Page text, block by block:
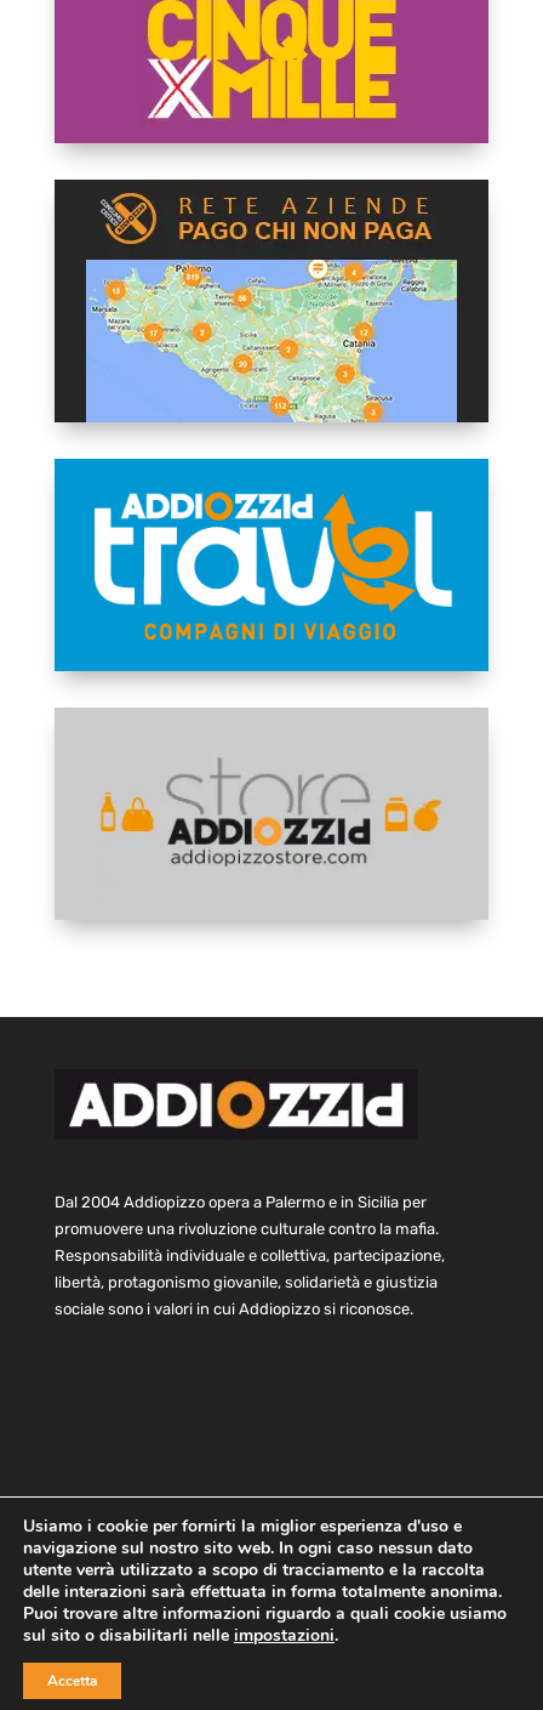
Dal 2004 Addiopizzo opera a Palermo e in Sicilia per
promuovere una rivoluzione culturale contro la mafia.
Responsabilità individuale e collettiva, partecipazione,
libertà, protagonismo giovanile, solidarietà e giustizia
sociale sono i valori in cui Addiopizzo si riconosce.
Home Statuto e bilancio
Contatti
Privacy
Cookie Child Protection Policy
Copyright © 2021 AddioPizzo | Tutti i diritti riservati | Sede
Usiamo i cookie per fornirti la miglior esperienza d'uso e
navigazione sul nostro sito web. In ogni caso nessun dato
utente verrà utilizzato a scopo di tracciamento e la raccolta
delle interazioni sarà effettuata in forma totalmente anonima.
Puoi trovare altre informazioni riguardo a quali cookie usiamo
sul sito o disabilitarli nelle impostazioni.
Accetta